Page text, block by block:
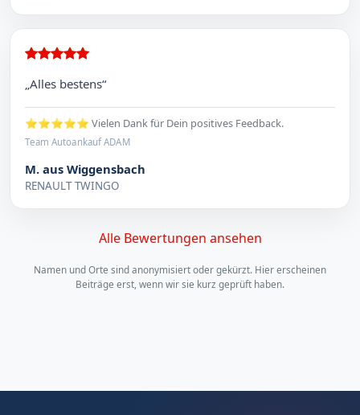
„Alles bestens“
⭐⭐⭐⭐⭐ Vielen Dank für Dein positives Feedback.
Team Autoankauf ADAM
M. aus Wiggensbach
RENAULT TWINGO
Alle Bewertungen ansehen
Namen und Orte sind anonymisiert oder gekürzt. Hier erscheinen
Beiträge erst, wenn wir sie kurz geprüft haben.